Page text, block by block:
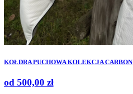
KOŁDRA PUCHOWA KOLEKCJA CARBON
od 500,00 zł